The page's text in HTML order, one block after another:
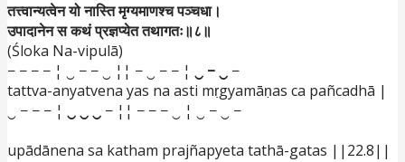
तत्त्वान्यत्वेन यो नास्ति मृग्यमाणश्च पञ्चधा।
उपादानेन स कथं प्रज्ञप्येत तथागतः॥८॥
(Śloka Na-vipulā)
− − − − ¦ ‿ − − ‿ ¦¦ − ‿ − − ¦ ‿ − ‿ −
tattva-anyatvena yas na asti mṛgyamāṇas ca pañcadhā |
‿ − − − ¦ ‿ ‿ ‿ − ¦¦ − − − ‿ ¦ ‿ − ‿ −
upādānena sa katham prajñapyeta tathā-gatas ||22.8||